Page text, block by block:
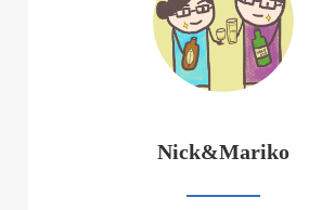
Nick&Mariko